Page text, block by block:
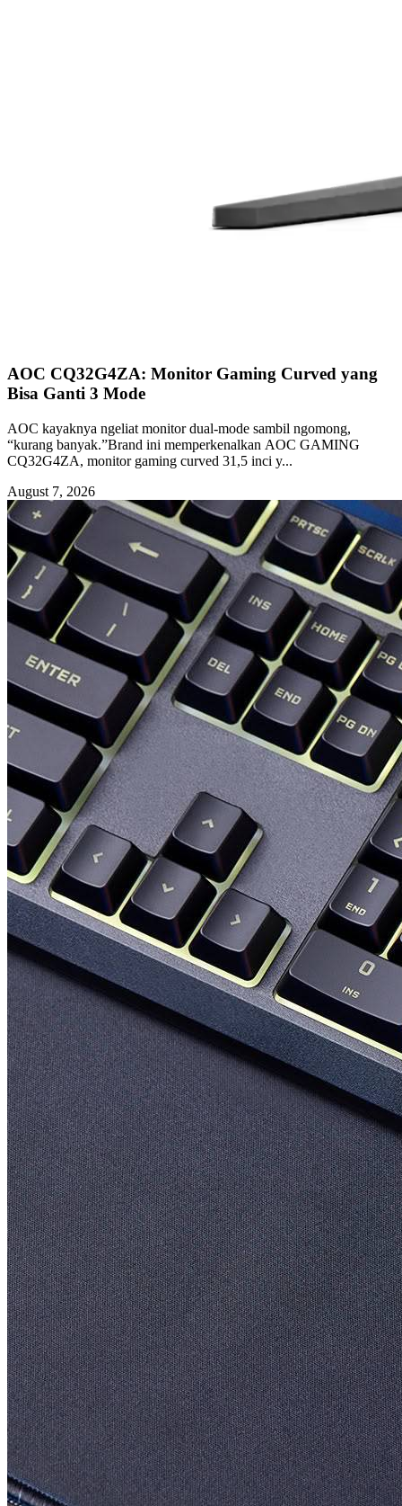
AOC CQ32G4ZA: Monitor Gaming Curved yang
Bisa Ganti 3 Mode
AOC kayaknya ngeliat monitor dual-mode sambil ngomong,
“kurang banyak.”Brand ini memperkenalkan AOC GAMING
CQ32G4ZA, monitor gaming curved 31,5 inci y...
August 7, 2026